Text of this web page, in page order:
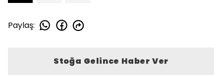
Paylaş:
Stoğa Gelince Haber Ver